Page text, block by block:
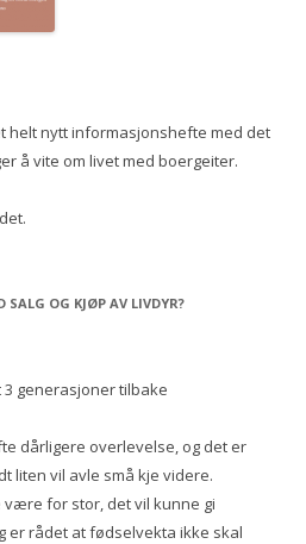
helt nytt informasjonshefte med det
å vite om livet med boergeiter.
SALG OG KJØP AV LIVDYR?
3 generasjoner tilbake
dårligere overlevelse, og det er
liten vil avle små kje videre.
for stor, det vil kunne gi
er rådet at fødselvekta ikke skal